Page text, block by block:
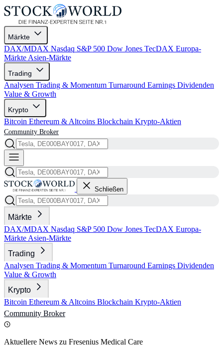
Märkte
DAX/MDAX Nasdaq S&P 500 Dow Jones TecDAX Europa-
Märkte Asien-Märkte
Trading
Analysen Trading & Momentum Turnaround Earnings Dividenden
Value & Growth
Krypto
Bitcoin Ethereum & Altcoins Blockchain Krypto-Aktien
Community Broker
Schließen
Märkte
DAX/MDAX Nasdaq S&P 500 Dow Jones TecDAX Europa-
Märkte Asien-Märkte
Trading
Analysen Trading & Momentum Turnaround Earnings Dividenden
Value & Growth
Krypto
Bitcoin Ethereum & Altcoins Blockchain Krypto-Aktien
Community Broker
Aktuellere News zu Fresenius Medical Care